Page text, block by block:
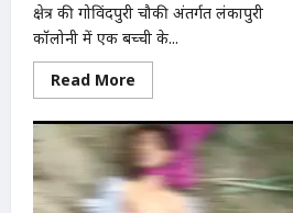
क्षेत्र की गोविंदपुरी चौकी अंतर्गत लंकापुरी
कॉलोनी में एक बच्ची के...
Read More
more
Modinagar
:
मोदीनगर
में
बच्ची